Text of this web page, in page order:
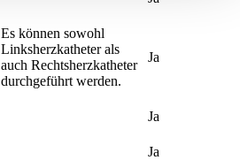
Es können sowohl
Linksherzkatheter als
auch Rechtsherzkatheter
durchgeführt werden.
Ja
Ja
Ja